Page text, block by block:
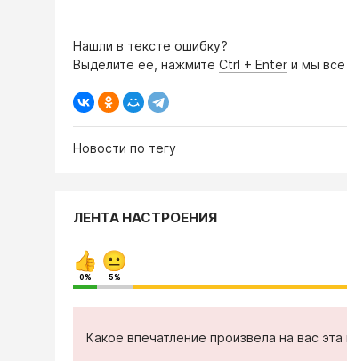
Нашли в тексте ошибку?
Выделите её, нажмите Ctrl + Enter и мы всё
Новости по тегу
ЛЕНТА НАСТРОЕНИЯ
0% 5%
Какое впечатление произвела на вас